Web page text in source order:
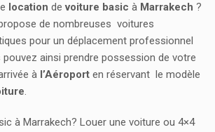
location devoiture basic à Marrakech ?
de nombreuses voitures
pour un déplacement professionnel
ainsi prendre possession de votre
à l’Aéroport en réservant le modèle
.
à Marrakech? Louer une voiture ou 4×4